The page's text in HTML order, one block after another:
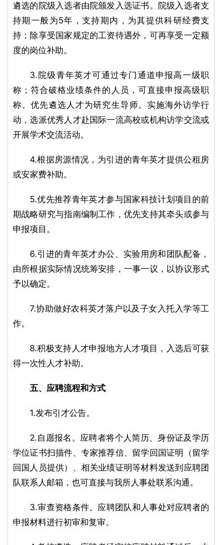
遴选的院级入选者由院颁发入选证书。院级入选者支
持期一般为5年，支持期内，为其提供科研经费支
持；除享受国家规定的工资待遇外，可再享受一定额
度的岗位补助。
3.院级青年英才可通过专门通道申报高一级职
称；符合破格业绩条件的人员，可直接申报高级职
称。优先遴选人才为研究生导师。实施海外访学行
动，选派优秀人才赴国际一流高校或机构访学交流或
开展学术交流活动。
4.根据房源情况，为引进的青年英才提供公租房
或安家费补助。
5.优先推荐青年英才参与国家科技计划项目的前
期战略研究与指南编制工作，优先支持其牵头或参与
申报项目。
6.引进的青年英才办公、实验用房和团队配备，
由所根据实际情况统筹安排，一事一议，以协议形式
予以确定。
7.协助做好农科英才落户以及子女入托入学等工
作。
8.积极支持人才申报地方人才项目，入选后可获
得一次性人才补助。
五、应聘流程和方式
1.发布引才公告。
2.自愿报名。应聘者将个人简历、身份证及学历
学位证书扫描件、专家推荐信、留学回国证明（留学
回国人员提供）、相关业绩证明等材料发送到应聘团
队联系人邮箱，也可直接与我所人事处联系沟通。
3.审查资格条件。应聘团队和人事处对应聘者的
申报材料进行初审和复审。